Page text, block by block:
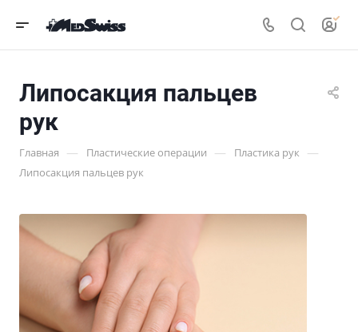
Липосакция пальцев
рук
Главная — Пластические операции — Пластика рук —
Липосакция пальцев рук